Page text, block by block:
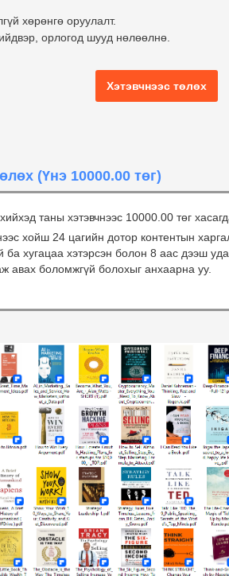
хөрөнгө оруулалт.
орлогод шууд нөлөөлнө.
Хэтэвчнээс төлөх
(Үнэ 10000.00 төг)
таны хэтэвчнээс 10000.00 төг
хойш 24 цагийн дотор контентын
ба хугацаа хэтэрсэн болон 8 аас дээш
авах боломжгүй болохыг анхаарна уу.